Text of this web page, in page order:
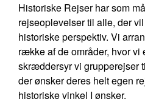
Historiske Rejser har som
rejseoplevelser til alle, der
historiske perspektiv. Vi
række af de områder, hvor vi
skræddersyr vi grupperejser
der ønsker deres helt egen
historiske vinkel I ønsker.